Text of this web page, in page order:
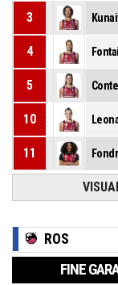
3
4
5
10
11
ROS
FINE